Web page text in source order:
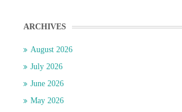
ARCHIVES
August 2026
July 2026
June 2026
May 2026